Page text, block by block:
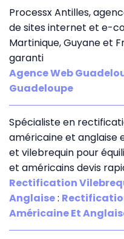
Processx Antilles,
de sites internet et e-
Martinique, Guyane et
garanti
Agence Web
Guadeloupe
Spécialiste en
américaine et anglaise
et vilebrequin pour
et américains devis
Rectification
Anglaise:
Américaine Et